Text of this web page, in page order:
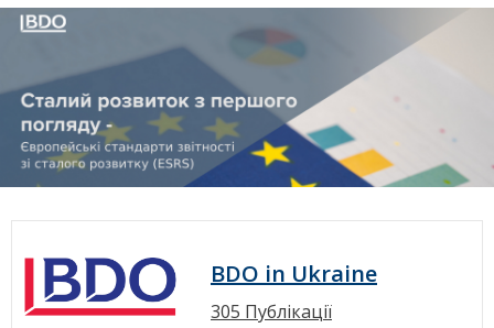
BDO in Ukraine
305 Публікації